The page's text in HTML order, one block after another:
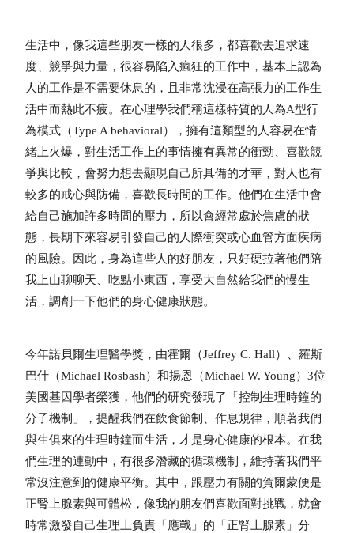
生活中，像我這些朋友一樣的人很多，都喜歡去追求速
度、競爭與力量，很容易陷入瘋狂的工作中，基本上認為
人的工作是不需要休息的，且非常沈浸在高張力的工作生
活中而熱此不疲。在心理學我們稱這樣特質的人為A型行
為模式（Type A behavioral），擁有這類型的人容易在情
緒上火爆，對生活工作上的事情擁有異常的衝勁、喜歡競
爭與比較，會努力想去顯現自己所具備的才華，對人也有
較多的戒心與防備，喜歡長時間的工作。他們在生活中會
給自己施加許多時間的壓力，所以會經常處於焦慮的狀
態，長期下來容易引發自己的人際衝突或心血管方面疾病
的風險。因此，身為這些人的好朋友，只好硬拉著他們陪
我上山聊聊天、吃點小東西，享受大自然給我們的慢生
活，調劑一下他們的身心健康狀態。
今年諾貝爾生理醫學獎，由霍爾（Jeffrey C. Hall）、羅斯
巴什（Michael Rosbash）和揚恩（Michael W. Young）3位
美國基因學者榮獲，他們的研究發現了「控制生理時鐘的
分子機制」，提醒我們在飲食節制、作息規律，順著我們
與生俱來的生理時鐘而生活，才是身心健康的根本。在我
們生理的連動中，有很多潛藏的循環機制，維持著我們平
常沒注意到的健康平衡。其中，跟壓力有關的賀爾蒙便是
正腎上腺素與可體松，像我的朋友們喜歡面對挑戰，就會
時常激發自己生理上負責「應戰」的「正腎上腺素」分